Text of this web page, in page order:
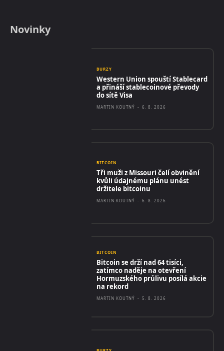
Novinky
BURZY
Western Union spouští Stablecard
a přináší stablecoinové převody
do sítě Visa
MARTIN KOUTNÝ - 6. 8. 2026
BITCOIN
Tři muži z Missouri čelí obvinění
kvůli údajnému plánu unést
držitele bitcoinu
MARTIN KOUTNÝ - 6. 8. 2026
BITCOIN
Bitcoin se drží nad 64 tisíci,
zatímco naděje na otevření
Hormuzského průlivu posílá akcie
na rekord
MARTIN KOUTNÝ - 5. 8. 2026